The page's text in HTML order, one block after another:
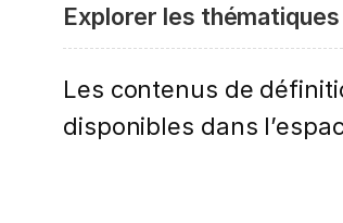
Explorer les thématiques
Les contenus de
disponibles dans